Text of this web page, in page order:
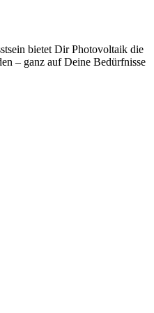
bietet Dir Photovoltaik die
– ganz auf Deine Bedürfnisse